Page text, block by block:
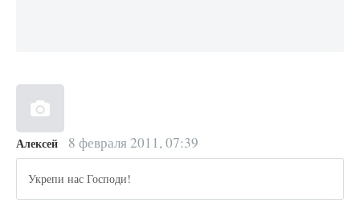
Алексей 8 февраля 2011, 07:39
Укрепи нас Господи!